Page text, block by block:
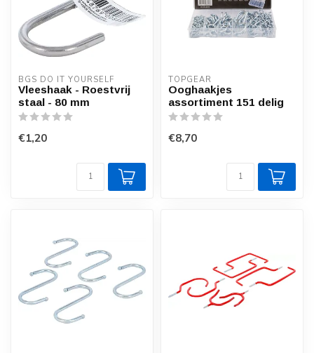
BGS DO IT YOURSELF
Vleeshaak - Roestvrij
staal - 80 mm
€1,20
TOPGEAR
Ooghaakjes
assortiment 151 delig
€8,70